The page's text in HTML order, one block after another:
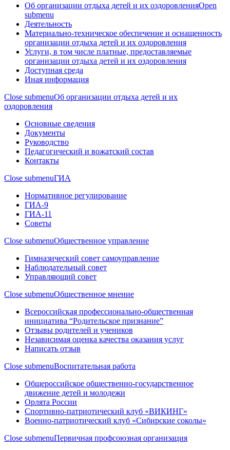
Об организации отдыха детей и их оздоровленияOpen
submenu
Деятельность
Материально-техническое обеспечение и оснащенность
организации отдыха детей и их оздоровления
Услуги, в том числе платные, предоставляемые
организации отдыха детей и их оздоровления
Доступная среда
Иная информация
Close submenuОб организации отдыха детей и их
оздоровления
Основные сведения
Документы
Руководство
Педагогический и вожатский состав
Контакты
Close submenuГИА
Нормативное регулирование
ГИА-9
ГИА-11
Советы
Close submenuОбщественное управление
Гимназический совет самоуправление
Наблюдательный совет
Управляющий совет
Close submenuОбщественное мнение
Всероссийская профессионально-общественная
инициатива “Родительское признание”
Отзывы родителей и учеников
Независимая оценка качества оказания услуг
Написать отзыв
Close submenuВоспитательная работа
Общероссийское общественно-государственное
движение детей и молодежи
Орлята России
Спортивно-патриотический клуб «ВИКИНГ»
Военно-патриотический клуб «Сибирские соколы»
Close submenuПервичная профсоюзная организация